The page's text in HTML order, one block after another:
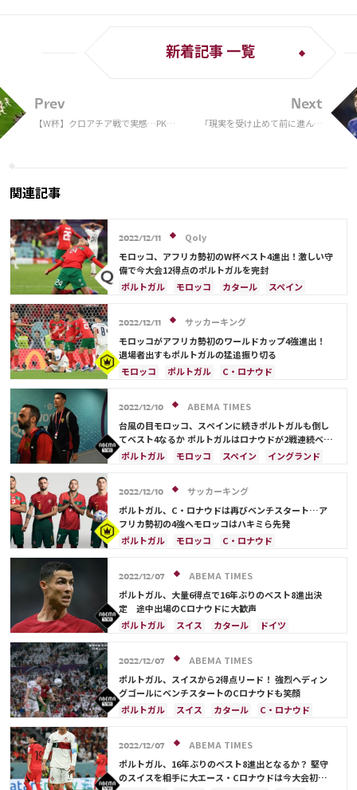
Prev
【W杯】クロアチア戦で実感…PK戦
新着記事 一覧
Next
「現実を受け止めて前に進んで
関連記事
2022/12/11
Qoly
モロッコ、アフリカ勢初のW杯ベスト4進出！激しい守
備で今大会12得点のポルトガルを完封
ポルトガル
モロッコ カタール
スペイン
2022/12/11
サッカーキング
モロッコがアフリカ勢初のワールドカップ4強進出！
退場者出すもポルトガルの猛追振り切る
モロッコ
ポルトガル
C・ロナウド
フランス
スイス
イングランド
アクラフ・ハキミ
ペペ
2022/12/10
ABEMA TIMES
台風の目モロッコ、スペインに続きポルトガルも倒し
てベスト4なるか ポルトガルはロナウドが2戦連続ベン
チスタート
ポルトガル モロッコ スペイン
イングランド
日本
C・ロナウド
アクラフ・ハキミ
ベルナルド・シウバ
ペペ
2022/12/10
サッカーキング
ポルトガル、C・ロナウドは再びベンチスタート…ア
フリカ勢初の4強へモロッコはハキミら先発
ポルトガル
モロッコ
C・ロナウド
フランス
カタール サウジアラビア
ベルギー
スイス 日本
ジョアン・カンセロ
ペペ
2022/12/07
ABEMA TIMES
ポルトガル、大量6得点で16年ぶりのベスト8進出決
定 途中出場のCロナウドに大歓声
ポルトガル
スイス カタール
ドイツ
2022/12/07
ABEMA TIMES
ポルトガル、スイスから2得点リード！ 強烈ヘディン
グゴールにベンチスタートのCロナウドも笑顔
ポルトガル
スイス カタール
C・ロナウド
2022/12/07
ABEMA TIMES
ポルトガル、16年ぶりのベスト8進出となるか？ 堅守
のスイスを相手に大エース・Cロナウドは今大会初のベ